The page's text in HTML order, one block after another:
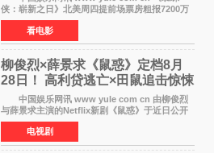
侠：崭新之日》北美周四提前场票房粗报7200万
美元，创下影史单片北美提前场票房新纪录——
此前该纪录由《复仇者联盟4：终局之战》的6000
万美元保持，本
看电影
柳俊烈×薛景求《鼠惑》定档8月
28日！ 高利贷逃亡×田鼠追击惊悚
来袭
中国娱乐网讯 www yule com cn 由柳俊烈
与薛景求主演的Netflix新剧《鼠惑》于近日公开
主海报，正式定档8月28日上线。 海报中，柳
俊烈与薛景求背对背站立，各自朝向相反方向，
幽暗的色调与
电视剧